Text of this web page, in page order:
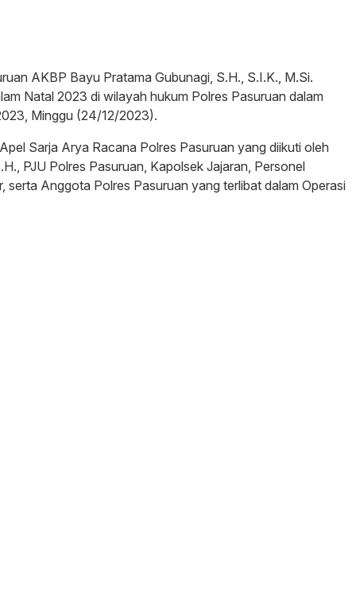
AKBP Bayu Pratama Gubunagi, S.H., S.I.K., M.Si.
Natal 2023 di wilayah hukum Polres Pasuruan dalam
Minggu (24/12/2023).
Sarja Arya Racana Polres Pasuruan yang diikuti oleh
PJU Polres Pasuruan, Kapolsek Jajaran, Personel
serta Anggota Polres Pasuruan yang terlibat dalam Operasi